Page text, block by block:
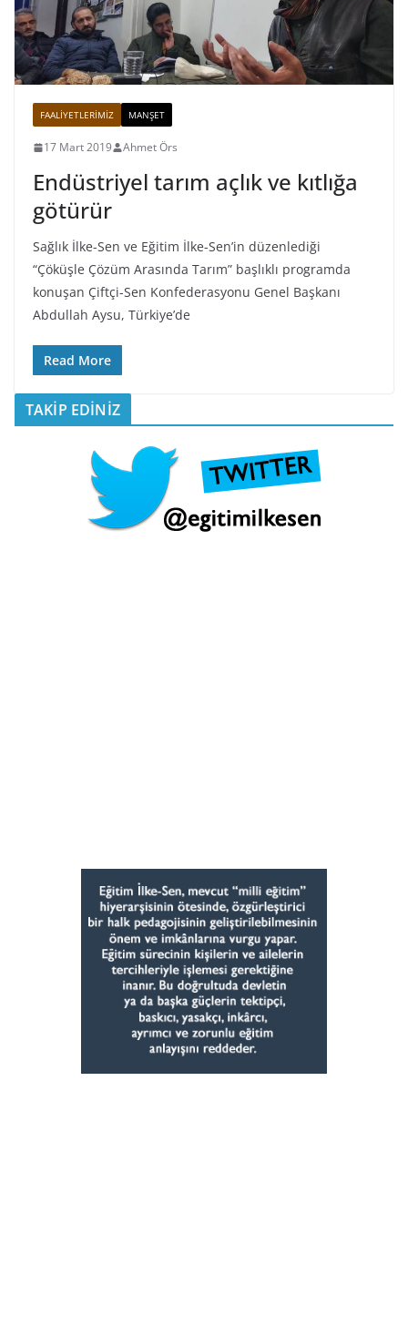
FAALIYETLERIMIZ MANŞET
17 Mart 2019 Ahmet Örs
Endüstriyel tarım açlık ve kıtlığa
götürür
Sağlık İlke-Sen ve Eğitim İlke-Sen’in düzenlediği
“Çöküşle Çözüm Arasında Tarım” başlıklı programda
konuşan Çiftçi-Sen Konfederasyonu Genel Başkanı
Abdullah Aysu, Türkiye’de
Read More
TAKİP EDİNİZ